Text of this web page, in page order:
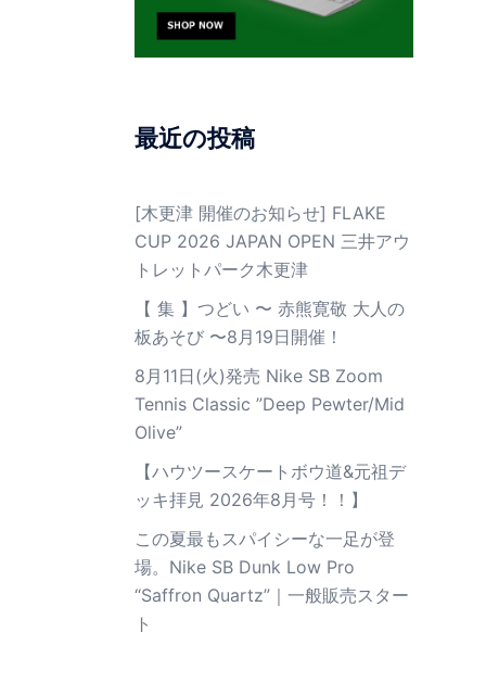
最近の投稿
[木更津 開催のお知らせ] FLAKE
CUP 2026 JAPAN OPEN 三井アウ
トレットパーク木更津
【 集 】つどい 〜 赤熊寛敬 大人の
板あそび 〜8月19日開催！
8月11日(火)発売 Nike SB Zoom
Tennis Classic ”Deep Pewter/Mid
Olive”
【ハウツースケートボウ道&元祖デ
ッキ拝見 2026年8月号！！】
この夏最もスパイシーな一足が登
場。Nike SB Dunk Low Pro
“Saffron Quartz”｜一般販売スター
ト